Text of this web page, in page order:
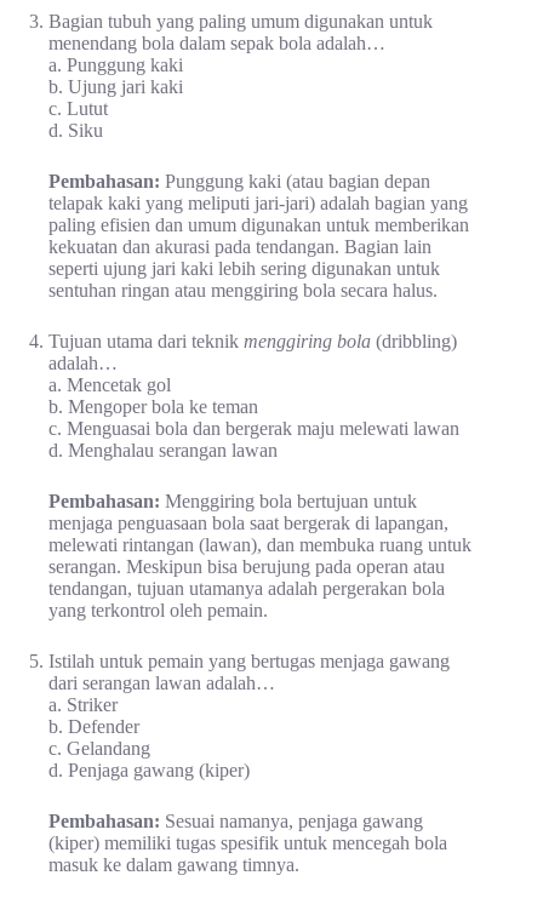
Bagian tubuh yang paling umum digunakan untuk
menendang bola dalam sepak bola adalah…
a. Punggung kaki
b. Ujung jari kaki
c. Lutut
d. Siku
Pembahasan: Punggung kaki (atau bagian depan
telapak kaki yang meliputi jari-jari) adalah bagian yang
paling efisien dan umum digunakan untuk memberikan
kekuatan dan akurasi pada tendangan. Bagian lain
seperti ujung jari kaki lebih sering digunakan untuk
sentuhan ringan atau menggiring bola secara halus.
Tujuan utama dari teknik menggiring bola (dribbling)
adalah…
a. Mencetak gol
b. Mengoper bola ke teman
c. Menguasai bola dan bergerak maju melewati lawan
d. Menghalau serangan lawan
Pembahasan: Menggiring bola bertujuan untuk
menjaga penguasaan bola saat bergerak di lapangan,
melewati rintangan (lawan), dan membuka ruang untuk
serangan. Meskipun bisa berujung pada operan atau
tendangan, tujuan utamanya adalah pergerakan bola
yang terkontrol oleh pemain.
Istilah untuk pemain yang bertugas menjaga gawang
dari serangan lawan adalah…
a. Striker
b. Defender
c. Gelandang
d. Penjaga gawang (kiper)
Pembahasan: Sesuai namanya, penjaga gawang
(kiper) memiliki tugas spesifik untuk mencegah bola
masuk ke dalam gawang timnya.